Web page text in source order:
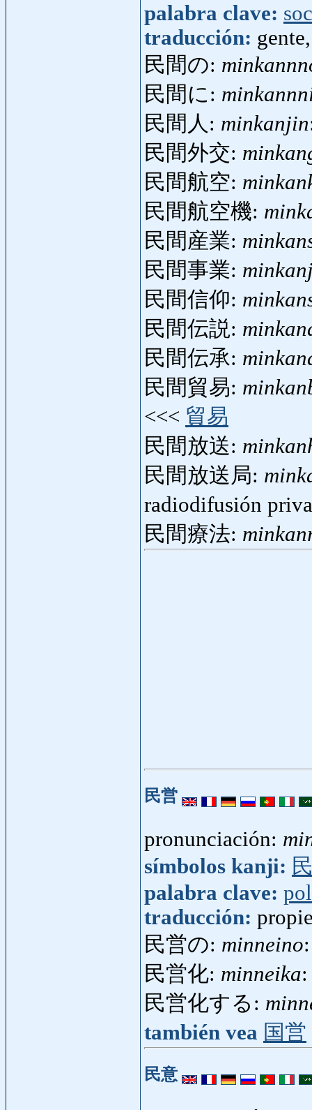
palabra clave:
traducción:
民間の:
民間に:
民間人: minkanjin
民間外交:
民間航空:
民間航空機:
民間産業:
民間事業:
民間信仰:
民間伝説:
民間伝承:
民間貿易:
<<< 貿易
民間放送:
民間放送局:
radiodifusión
民間療法:
民営
pronunciación:
símbolos kanji:
palabra clave:
traducción:
民営の: minneino
民営化: minneika
民営化する:
también vea 国営
民意